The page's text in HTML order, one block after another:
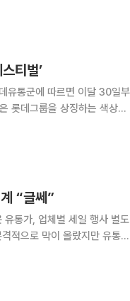
티벌’
“글쎄”
통가, 업체별 세일 행사 별도